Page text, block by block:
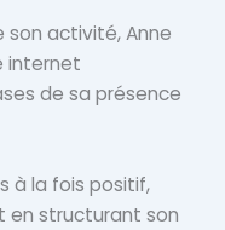
son activité, Anne
internet
de sa présence
à la fois positif,
en structurant son